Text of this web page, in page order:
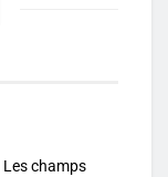
Les champs